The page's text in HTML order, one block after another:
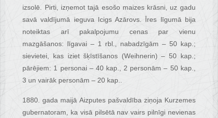
izsolē. Pirti, izņemot tajā esošo maizes krāsni, uz gadu
savā valdījumā ieguva Icigs Azārovs. Īres līgumā bija
noteiktas arī pakalpojumu cenas par vienu
mazgāšanos: līgavai – 1 rbl., nabadzīgām – 50 kap.;
sievietei, kas iziet šķīstīšanos (Weihnerin) – 50 kap.;
pārējiem: 1 personai – 40 kap., 2 personām – 50 kap.,
3 un vairāk personām – 20 kap..
1880. gada maijā Aizputes pašvaldība ziņoja Kurzemes
gubernatoram, ka visā pilsētā nav vairs pilnīgi nevienas